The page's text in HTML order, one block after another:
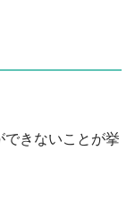
きないことが挙